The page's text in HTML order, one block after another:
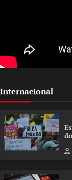
Internacional